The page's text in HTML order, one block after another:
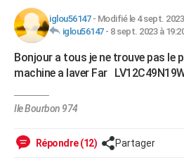
Retraite
Impôts
Epargne
Immobilier
Risques naturels par ville
Banque
Assurance
Crédit
AUTO
Essais
Réserver un essai
Citadines
Berlines
SUV
Forum auto
HIGH-TECH
Mobiles
Meilleur smartphone
Internet
Ordinateurs
Jeux vidéo
Guide high-tech
+BRICOLAGE
WEEK-END
LIFESTYLE
iglou56147- Modifié le 4 sept.
iglou56147- 8 sept. 2023 à
Bonjour a tous je ne trouve pas le
machine a laver Far
Ile Bourbon 974
Répondre (12) Partager